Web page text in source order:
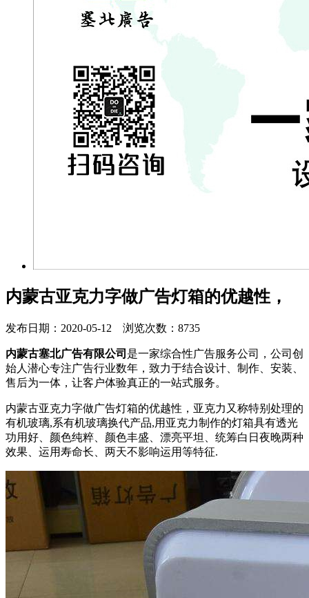
内蒙古亚克力字做广告灯箱的优越性，
发布日期：2020-05-12 浏览次数：8735
内蒙古塞北广告有限公司 是一家综合性广告服务公司，公司创
始人潜心专注广告行业数年，致力于结合设计、制作、安装、
售后为一体，让客户体验真正的一站式服务。
内蒙古亚克力字做广告灯箱的优越性，亚克力又称特别处理的
有机玻璃,系有机玻璃换代产品,用亚克力制作的灯箱具有透光
功用好、颜色纯粹、颜色丰盛、漂亮平坦、统筹白日夜晚两种
效果、运用寿命长、两天不影响运用等特征.